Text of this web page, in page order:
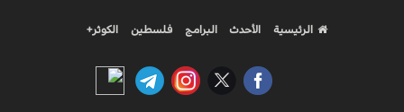
الرئيسية الأحدث البرامج فلسطين الكوثر+